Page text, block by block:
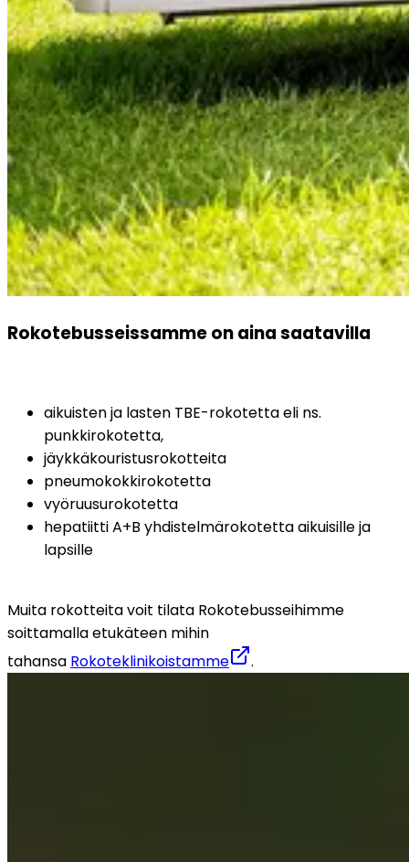
Rokotebusseissamme on aina saatavilla
aikuisten ja lasten TBE-rokotetta eli ns.
punkkirokotetta,
jäykkäkouristusrokotteita
pneumokokkirokotetta
vyöruusurokotetta
hepatiitti A+B yhdistelmärokotetta aikuisille ja
lapsille
Muita rokotteita voit tilata Rokotebusseihimme
soittamalla etukäteen mihin
tahansa Rokoteklinikoistamme .